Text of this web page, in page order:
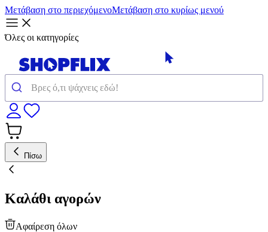
Μετάβαση στο περιεχόμενοΜετάβαση στο κυρίως μενού
Όλες οι κατηγορίες
Πίσω
Καλάθι αγορών
Αφαίρεση όλων